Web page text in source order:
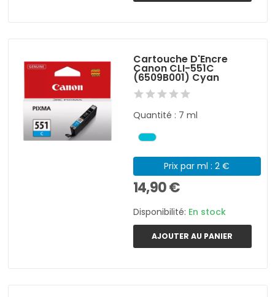
Cartouche D'Encre
Canon CLI-551C
(6509B001) Cyan
Quantité : 7 ml
Prix par ml : 2 €
14,90 €
Disponibilité: En stock
AJOUTER AU PANIER